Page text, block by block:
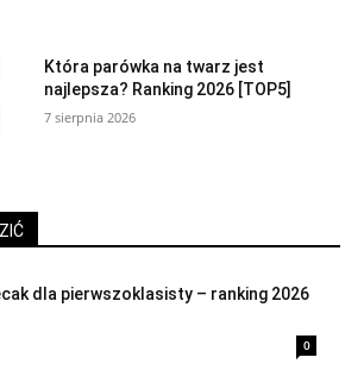
Która parówka na twarz jest
najlepsza? Ranking 2026 [TOP5]
7 sierpnia 2026
dla pierwszoklasisty – ranking 2026
0